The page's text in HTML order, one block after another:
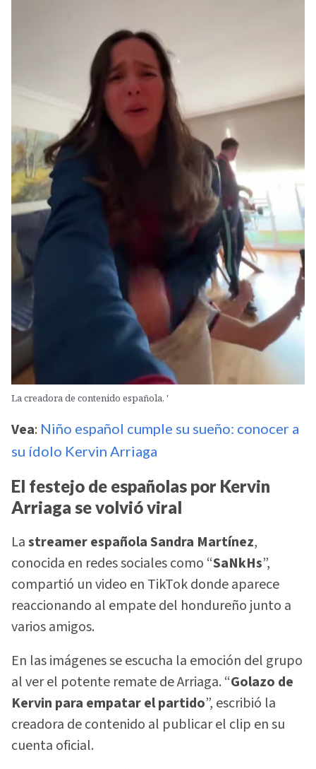
La creadora de contenido española, '
Vea: Niño español cumple su sueño: conocer a
su ídolo Kervin Arriaga
El festejo de españolas por Kervin
Arriaga se volvió viral
Lastreamer española Sandra Martínez,
conocida en redes sociales como “SaNkHs”,
compartió un video en TikTok donde aparece
reaccionando al empate del hondureño junto a
varios amigos.
En las imágenes se escucha la emoción del grupo
al ver el potente remate de Arriaga. “Golazo de
Kervin para empatar el partido”, escribió la
creadora de contenido al publicar el clip en su
cuenta oficial.